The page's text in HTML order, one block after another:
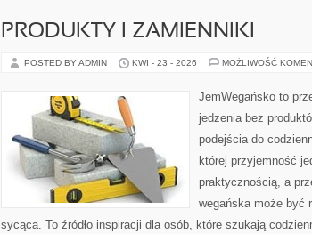
PRODUKTY I ZAMIENNIKI
POSTED BY ADMIN KWI - 23 - 2026 MOŻLIWOŚĆ
JemWegańsko to
jedzenia bez
podejścia do
której przyjemność
praktycznością, a
wegańska może być
sycąca. To źródło inspiracji dla osób, które szukają